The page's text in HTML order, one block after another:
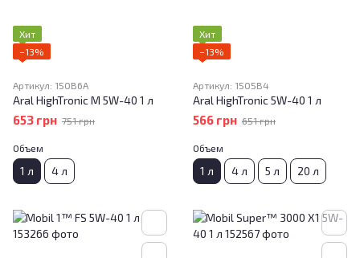
Хит
−13%
Артикул: 150B6A
Aral HighTronic M 5W-40 1 л
653 грн 751 грн
Объем
1 л 4 л
Хит
−13%
Артикул: 1505B4
Aral HighTronic 5W-40 1 л
566 грн 651 грн
Объем
1 л 4 л 5 л 20 л